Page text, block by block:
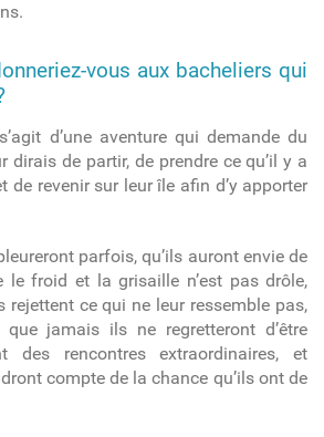
vous aux bacheliers qui
d’une aventure qui demande du
dirais de partir, de prendre ce qu’il y a
de revenir sur leur île afin d’y apporter
parfois, qu’ils auront envie de
le froid et la grisaille n’est pas drôle,
rejettent ce qui ne leur ressemble pas,
jamais ils ne regretteront d’être
des rencontres extraordinaires, et
compte de la chance qu’ils ont de